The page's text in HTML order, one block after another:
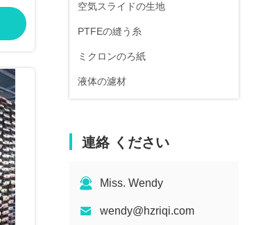
空気スライドの生地
PTFEの縫う糸
ミクロンのろ紙
液体の濾材
連絡 ください
Miss. Wendy
wendy@hzriqi.com